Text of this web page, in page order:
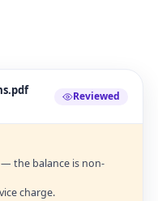
Reviewed
— the balance is non-
charge.